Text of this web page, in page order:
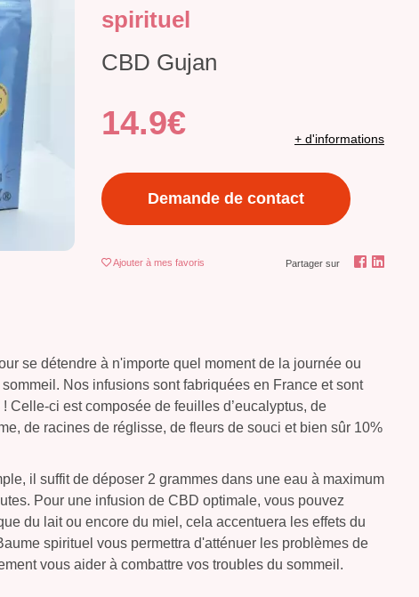
spirituel
CBD Gujan
14.9€ + d'informations
Demande de contact
Ajouter à mes favoris Partager sur
se détendre à n'importe quel moment de la journée ou
Nos infusions sont fabriquées en France et sont
Celle-ci est composée de feuilles d’eucalyptus, de
de racines de réglisse, de fleurs de souci et bien sûr 10%
il suffit de déposer 2 grammes dans une eau à maximum
Pour une infusion de CBD optimale, vous pouvez
du lait ou encore du miel, cela accentuera les effets du
spirituel vous permettra d'atténuer les problèmes de
vous aider à combattre vos troubles du sommeil.